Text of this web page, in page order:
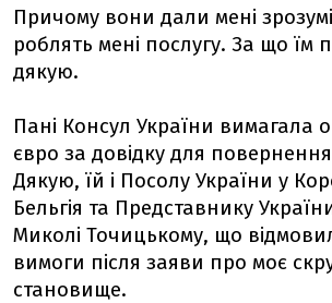
Причому вони дали мені
роблять мені послугу. За що їм
дякую.
Пані Консул України вимагала
євро за довідку для
Дякую, їй і Посолу України у
Бельгія та Представнику
Миколі Точицькому, що
вимоги після заяви про моє
становище.